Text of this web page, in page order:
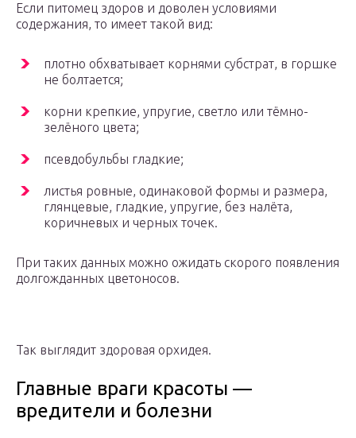
Если питомец здоров и доволен условиями
содержания, то имеет такой вид:
плотно обхватывает корнями субстрат, в горшке
не болтается;
корни крепкие, упругие, светло или тёмно-
зелёного цвета;
псевдобульбы гладкие;
листья ровные, одинаковой формы и размера,
глянцевые, гладкие, упругие, без налёта,
коричневых и черных точек.
При таких данных можно ожидать скорого появления
долгожданных цветоносов.
Так выглядит здоровая орхидея.
Главные враги красоты —
вредители и болезни